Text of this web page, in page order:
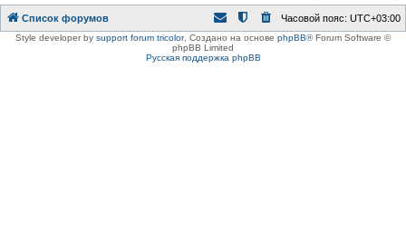
Список форумов Часовой пояс: UTC+03:00
Style developer by support forum tricolor, Создано на основе phpBB® Forum Software ©
phpBB Limited
Русская поддержка phpBB